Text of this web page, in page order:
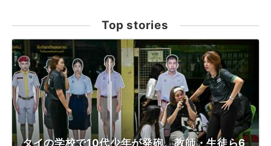
Top stories
タイの学校で10代少年が発砲、教師・生徒ら6